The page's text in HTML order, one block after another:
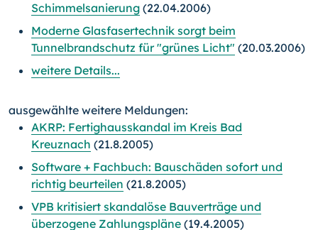
Schimmelsanierung (22.04.2006)
Moderne Glasfasertechnik sorgt beim
Tunnelbrandschutz für "grünes Licht" (20.03.2006)
weitere Details...
ausgewählte weitere Meldungen:
AKRP: Fertighausskandal im Kreis Bad
Kreuznach (21.8.2005)
Software + Fachbuch: Bauschäden sofort und
richtig beurteilen (21.8.2005)
VPB kritisiert skandalöse Bauverträge und
überzogene Zahlungspläne (19.4.2005)